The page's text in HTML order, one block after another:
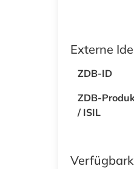
Externe
ZDB-ID
ZDB-
/ ISIL